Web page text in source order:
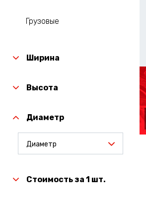
Грузовые
Ширина
Высота
Диаметр
Диаметр
Стоимость за 1 шт.